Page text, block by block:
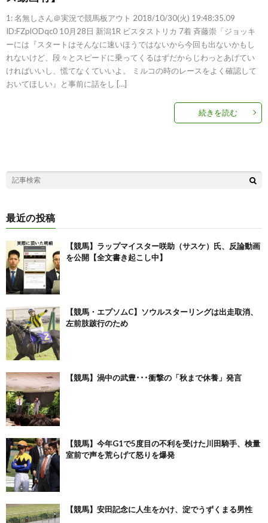
1: 名無しさん＠実況で競馬板アウト 2018/10/30(火) 19:48:35.09
ID:FZplODqc0 10月28日 新潟1R ビスタストリカ 7着 斉藤崇「ジョッキ
ーには『スタートはそんなに速いほうではないから今回も出ないかもし
れないけど、段々とスピードに乗ってくるはずだからじわっとあげてい
ければいいし、慌てなくていいよ。 ミルコの時のレースをよく確認して
おいてほしい』と事前に話をし […]
続きを読む
最近の投稿
【競馬】ラップマイスター咲助（サスケ）氏、反論動画
を公開【全文書き起こし中】
【競馬・エプソムC】ソウルスターリングは出走取消、
左前肢跛行のため
【競馬】渦中の武豊･･･衝撃の「秋まで休養」発言
【競馬】今年G1で5度目の不利を受けた川田騎手、検量
室前で声を荒らげて怒りを爆発
【競馬】安田記念に人生をかけ、淀でうずくまる男性